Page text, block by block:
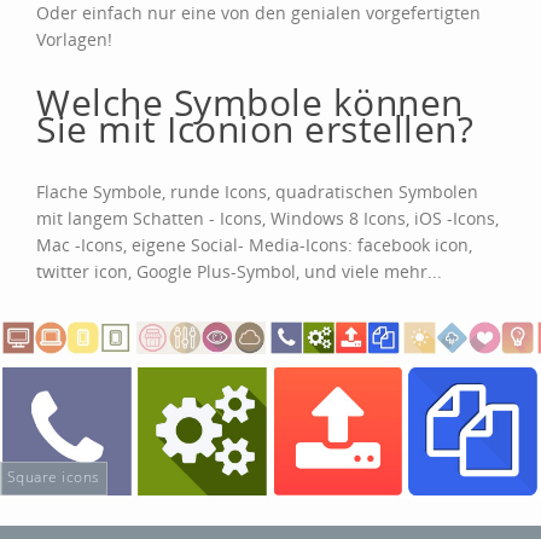
Oder einfach nur eine von den genialen vorgefertigten
Vorlagen!
Welche Symbole können
Sie mit Iconion erstellen?
Flache Symbole, runde Icons, quadratischen Symbolen
mit langem Schatten - Icons, Windows 8 Icons, iOS -Icons,
Mac -Icons, eigene Social- Media-Icons: facebook icon,
twitter icon, Google Plus-Symbol, und viele mehr...
Square icons